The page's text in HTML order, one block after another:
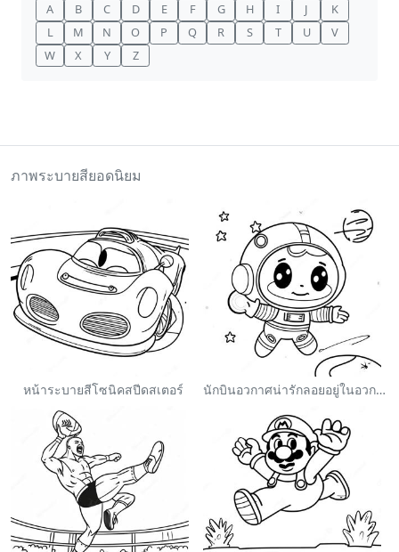
A B C D E F G H I J
K
L
M N O P Q R S T U
V
W
X Y Z
ภาพระบายสียอดนิยม
หน้าระบายสีโซนิคสปีดสเตอร์ นักบินอวกาศน่ารักลอยอยู่ในอวกาศ ระบายสี